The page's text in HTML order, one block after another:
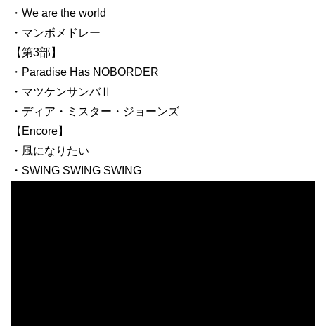
・We are the world
・マンボメドレー
【第3部】
・Paradise Has NOBORDER
・マツケンサンバⅡ
・ディア・ミスター・ジョーンズ
【Encore】
・風になりたい
・SWING SWING SWING